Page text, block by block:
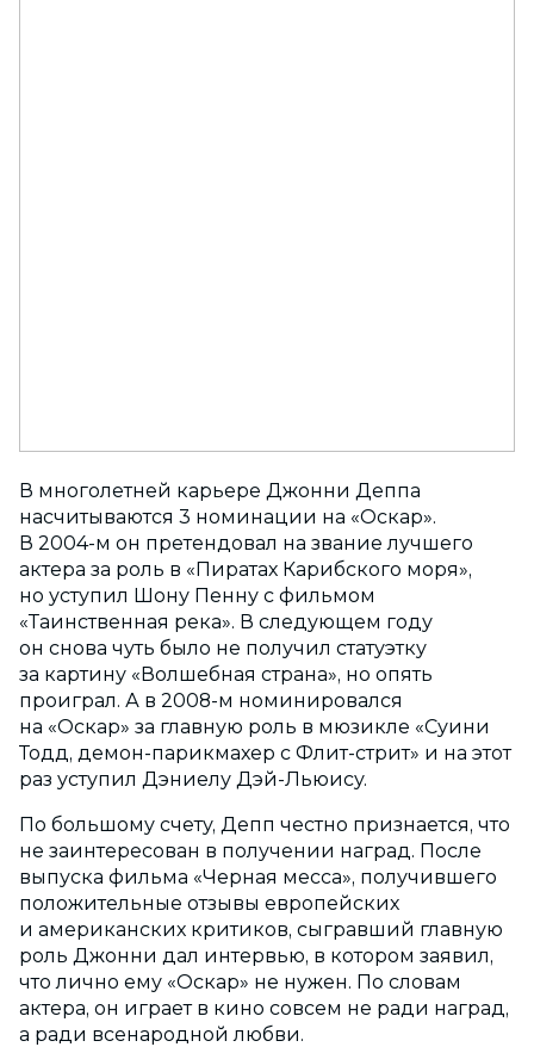
В многолетней карьере Джонни Деппа
насчитываются 3 номинации на «Оскар».
В 2004-м он претендовал на звание лучшего
актера за роль в «Пиратах Карибского моря»,
но уступил Шону Пенну с фильмом
«Таинственная река». В следующем году
он снова чуть было не получил статуэтку
за картину «Волшебная страна», но опять
проиграл. А в 2008-м номинировался
на «Оскар» за главную роль в мюзикле «Суини
Тодд, демон-парикмахер с Флит-стрит» и на этот
раз уступил Дэниелу Дэй-Льюису.
По большому счету, Депп честно признается, что
не заинтересован в получении наград. После
выпуска фильма «Черная месса», получившего
положительные отзывы европейских
и американских критиков, сыгравший главную
роль Джонни дал интервью, в котором заявил,
что лично ему «Оскар» не нужен. По словам
актера, он играет в кино совсем не ради наград,
а ради всенародной любви.